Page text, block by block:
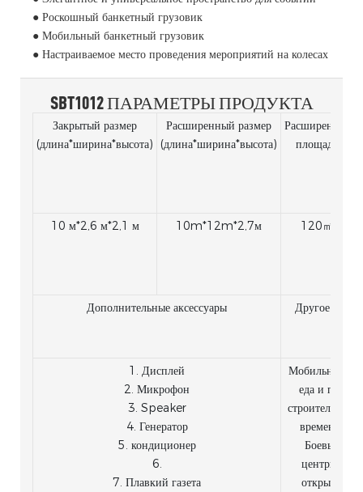
● Роскошный банкетный грузовик
● Мобильный банкетный грузовик
● Настраиваемое место проведения мероприятий на колесах
SBT1012 ПАРАМЕТРЫ ПРОДУКТА
Закрытый размер
(длина*ширина*высота)
Расширенный размер
(длина*ширина*высота)
Расширенная
площадь
10 м*2,6 м*2,1 м 10m*12m*2,7м
120㎡
Дополнительные аксессуары
Другое
1. Дисплей
2. Микрофон
3. Speaker
4. Генератор
5. кондиционер
6.
7. Плавкий газета
Мобильный
еда и
строительных
временные
Боевые
центры;
открытом